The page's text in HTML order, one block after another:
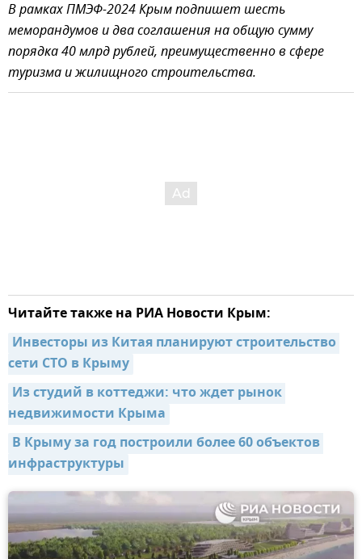
В рамках ПМЭФ-2024 Крым подпишет шесть
меморандумов и два соглашения на общую сумму
порядка 40 млрд рублей, преимущественно в сфере
туризма и жилищного строительства.
Читайте также на РИА Новости Крым:
Инвесторы из Китая планируют строительство
сети СТО в Крыму
Из студий в коттеджи: что ждет рынок
недвижимости Крыма
В Крыму за год построили более 60 объектов
инфраструктуры